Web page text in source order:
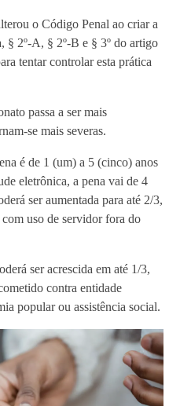
o Código Penal ao criar a
§ 2º-A, § 2º-B e § 3º do artigo
tentar controlar esta prática
passa a ser mais
se mais severas.
é de 1 (um) a 5 (cinco) anos
eletrônica, a pena vai de 4
ser aumentada para até 2/3,
uso de servidor fora do
ser acrescida em até 1/3,
contra entidade
popular ou assistência social.